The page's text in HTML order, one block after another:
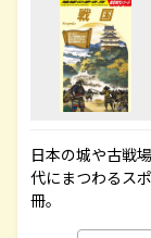
日本の城や古戦
代にまつわるス
冊。